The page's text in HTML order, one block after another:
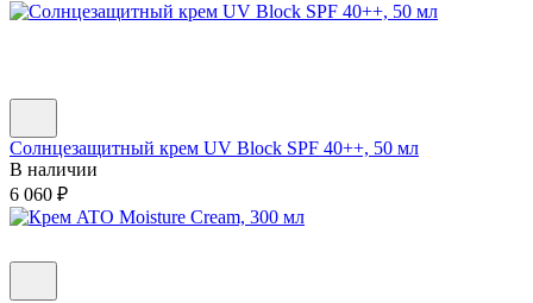
Cолнцезащитный крем UV Block SPF 40++, 50 мл
В наличии
6 060 ₽